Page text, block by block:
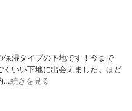
湿タイプの下地です！今まで
いい下地に出会えました。ほど
…続きを見る